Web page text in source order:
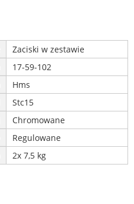
Zaciski w zestawie
17-59-102
Hms
Stc15
Chromowane
Regulowane
2x 7,5 kg